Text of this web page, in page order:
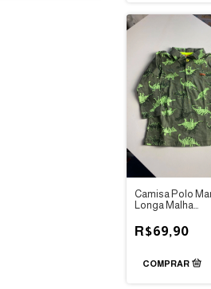
Camisa Polo
Longa Malha
12M
R$69,90